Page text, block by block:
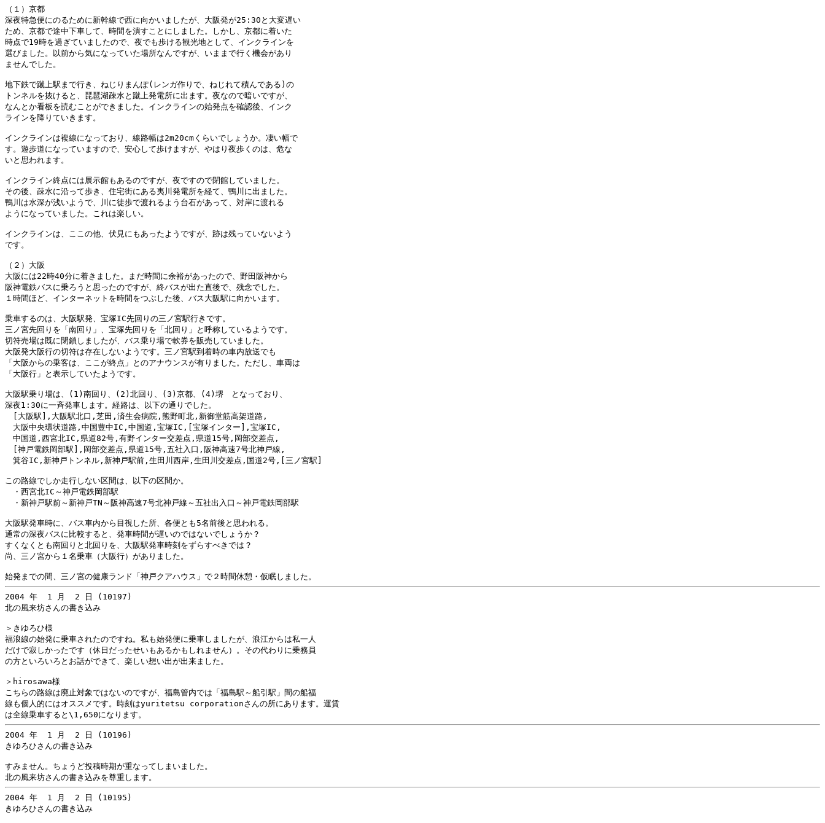
（１）京都
深夜特急便にのるために新幹線で西に向かいましたが、大阪発が25:30と大変遅い
ため、京都で途中下車して、時間を潰すことにしました。しかし、京都に着いた
時点で19時を過ぎていましたので、夜でも歩ける観光地として、インクラインを
選びました。以前から気になっていた場所なんですが、いままで行く機会があり
ませんでした。
地下鉄で蹴上駅まで行き、ねじりまんぽ(レンガ作りで、ねじれて積んである)の
トンネルを抜けると、琵琶湖疎水と蹴上発電所に出ます。夜なので暗いですが、
なんとか看板を読むことができました。インクラインの始発点を確認後、インク
ラインを降りていきます。
インクラインは複線になっており、線路幅は2m20cmくらいでしょうか。凄い幅で
す。遊歩道になっていますので、安心して歩けますが、やはり夜歩くのは、危な
いと思われます。
インクライン終点には展示館もあるのですが、夜ですので閉館していました。
その後、疎水に沿って歩き、住宅街にある夷川発電所を経て、鴨川に出ました。
鴨川は水深が浅いようで、川に徒歩で渡れるよう台石があって、対岸に渡れる
ようになっていました。これは楽しい。
インクラインは、ここの他、伏見にもあったようですが、跡は残っていないよう
です。
（２）大阪
大阪には22時40分に着きました。まだ時間に余裕があったので、野田阪神から
阪神電鉄バスに乗ろうと思ったのですが、終バスが出た直後で、残念でした。
１時間ほど、インターネットを時間をつぶした後、バス大阪駅に向かいます。
乗車するのは、大阪駅発、宝塚IC先回りの三ノ宮駅行きです。
三ノ宮先回りを「南回り」、宝塚先回りを「北回り」と呼称しているようです。
切符売場は既に閉鎖しましたが、バス乗り場で軟券を販売していました。
大阪発大阪行の切符は存在しないようです。三ノ宮駅到着時の車内放送でも
「大阪からの乗客は、ここが終点」とのアナウンスが有りました。ただし、車両は
「大阪行」と表示していたようです。
大阪駅乗り場は、(1)南回り、(2)北回り、(3)京都、(4)堺　となっており、
深夜1:30に一斉発車します。経路は、以下の通りでした。
[大阪駅],大阪駅北口,芝田,済生会病院,熊野町北,新御堂筋高架道路,
大阪中央環状道路,中国豊中IC,中国道,宝塚IC,[宝塚インター],宝塚IC,
中国道,西宮北IC,県道82号,有野インター交差点,県道15号,岡部交差点,
[神戸電鉄岡部駅],岡部交差点,県道15号,五社入口,阪神高速7号北神戸線,
箕谷IC,新神戸トンネル,新神戸駅前,生田川西岸,生田川交差点,国道2号,[三ノ宮駅]
この路線でしか走行しない区間は、以下の区間か。
・西宮北IC～神戸電鉄岡部駅
・新神戸駅前～新神戸TN～阪神高速7号北神戸線～五社出入口～神戸電鉄岡部駅
大阪駅発車時に、バス車内から目視した所、各便とも5名前後と思われる。
通常の深夜バスに比較すると、発車時間が遅いのではないでしょうか？
すくなくとも南回りと北回りを、大阪駅発車時刻をずらすべきでは？
尚、三ノ宮から１名乗車（大阪行）がありました。
2004 年  1 月  2 日 (10197)
北の風来坊さんの書き込み
＞きゆろひ様
福浪線の始発に乗車されたのですね。私も始発便に乗車しましたが、浪江からは私一人
だけで寂しかったです（休日だったせいもあるかもしれません）。その代わりに乗務員
の方といろいろとお話ができて、楽しい想い出が出来ました。
＞hirosawa様
こちらの路線は廃止対象ではないのですが、福島管内では「福島駅～船引駅」間の船福
線も個人的にはオススメです。時刻はyuritetsu corporationさんの所にあります。運賃
2004 年  1 月  2 日 (10196)
きゆろひさんの書き込み
すみません。ちょうど投稿時期が重なってしまいました。
2004 年  1 月  2 日 (10195)
きゆろひさんの書き込み